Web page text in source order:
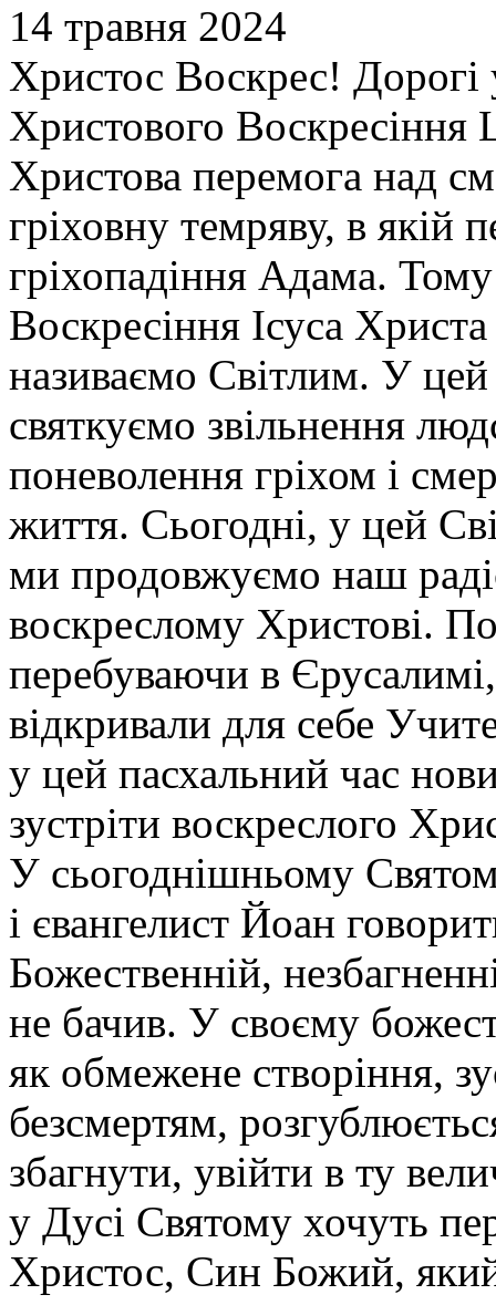
14 травня 2024
Христос Воскрес! Дорогі
Христового Воскресіння
Христова перемога над
гріховну темряву, в якій
гріхопадіння Адама.
Воскресіння Ісуса
називаємо Світлим. У цей
святкуємо звільнення
поневолення гріхом і
життя. Сьогодні, у цей
ми продовжуємо наш
воскреслому Христові.
перебуваючи в
відкривали для себе
у цей пасхальний час
зустріти воскреслого
У сьогоднішньому
і євангелист Йоан
Божественній,
не бачив. У своєму
як обмежене створіння,
безсмертям,
збагнути, увійти в ту
у Дусі Святому хочуть
Христос, Син Божий,